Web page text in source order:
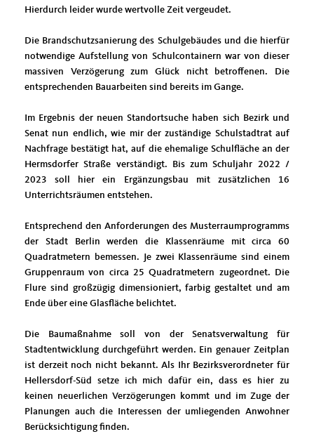
Hierdurch leider wurde wertvolle Zeit vergeudet.
Die Brandschutzsanierung des Schulgebäudes und die hierfür
notwendige Aufstellung von Schulcontainern war von dieser
massiven Verzögerung zum Glück nicht betroffenen. Die
entsprechenden Bauarbeiten sind bereits im Gange.
Im Ergebnis der neuen Standortsuche haben sich Bezirk und
Senat nun endlich, wie mir der zuständige Schulstadtrat auf
Nachfrage bestätigt hat, auf die ehemalige Schulfläche an der
Hermsdorfer Straße verständigt. Bis zum Schuljahr 2022 /
2023 soll hier ein Ergänzungsbau mit zusätzlichen 16
Unterrichtsräumen entstehen.
Entsprechend den Anforderungen des Musterraumprogramms
der Stadt Berlin werden die Klassenräume mit circa 60
Quadratmetern bemessen. Je zwei Klassenräume sind einem
Gruppenraum von circa 25 Quadratmetern zugeordnet. Die
Flure sind großzügig dimensioniert, farbig gestaltet und am
Ende über eine Glasfläche belichtet.
Die Baumaßnahme soll von derSenatsverwaltung für
Stadtentwicklung durchgeführt werden. Ein genauer Zeitplan
ist derzeit noch nicht bekannt. Als Ihr Bezirksverordneter für
Hellersdorf-Süd setze ich mich dafür ein, dass es hier zu
keinen neuerlichen Verzögerungen kommt und im Zuge der
Planungen auch die Interessen der umliegenden Anwohner
Berücksichtigung finden.